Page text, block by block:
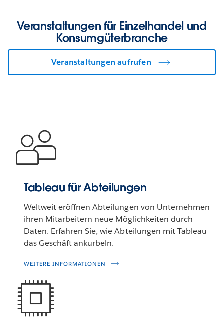
Veranstaltungen für Einzelhandel und
Konsumgüterbranche
Veranstaltungen aufrufen
Tableau für Abteilungen
Weltweit eröffnen Abteilungen von Unternehmen
ihren Mitarbeitern neue Möglichkeiten durch
Daten. Erfahren Sie, wie Abteilungen mit Tableau
das Geschäft ankurbeln.
WEITERE INFORMATIONEN